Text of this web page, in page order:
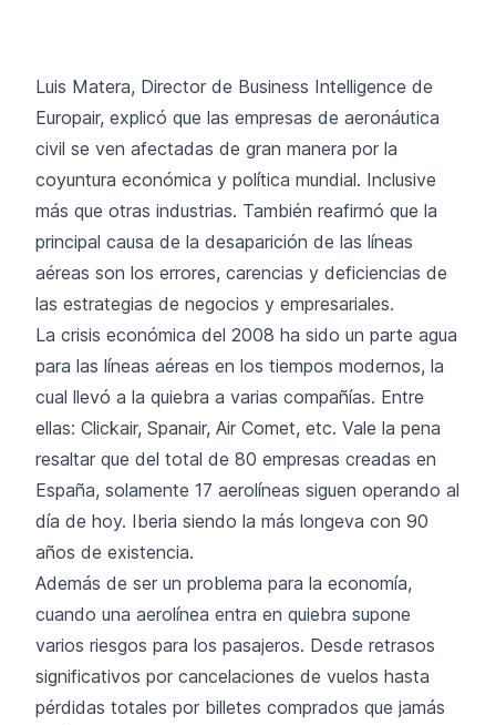
Luis Matera, Director de Business Intelligence de
Europair, explicó que las empresas de aeronáutica
civil se ven afectadas de gran manera por la
coyuntura económica y política mundial. Inclusive
más que otras industrias. También reafirmó que la
principal causa de la desaparición de las líneas
aéreas son los errores, carencias y deficiencias de
las estrategias de negocios y empresariales.
La crisis económica del 2008 ha sido un parte agua
para las líneas aéreas en los tiempos modernos, la
cual llevó a la quiebra a varias compañías. Entre
ellas: Clickair, Spanair, Air Comet, etc. Vale la pena
resaltar que del total de 80 empresas creadas en
España, solamente 17 aerolíneas siguen operando al
día de hoy. Iberia siendo la más longeva con 90
años de existencia.
Además de ser un problema para la economía,
cuando una aerolínea entra en quiebra supone
varios riesgos para los pasajeros. Desde retrasos
significativos por cancelaciones de vuelos hasta
pérdidas totales por billetes comprados que jamás